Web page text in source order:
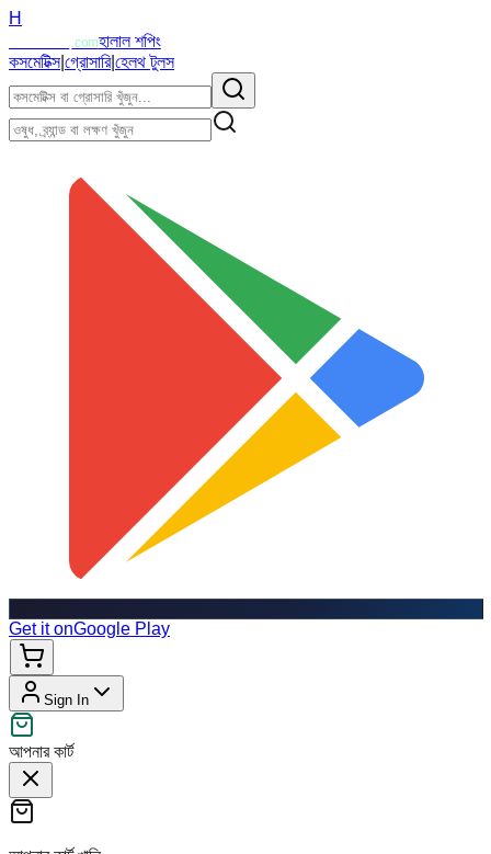
H
.comহালাল শপিং
কসমেটিক্স|গ্রোসারি|হেলথ টুলস
Get it onGoogle Play
Sign In
আপনার কার্ট